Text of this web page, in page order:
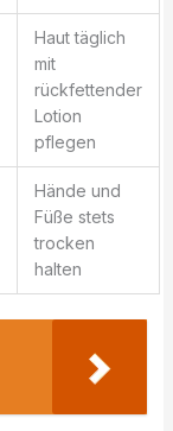
Haut täglich
mit
rückfettender
Lotion
pflegen
Hände und
Füße stets
trocken
halten